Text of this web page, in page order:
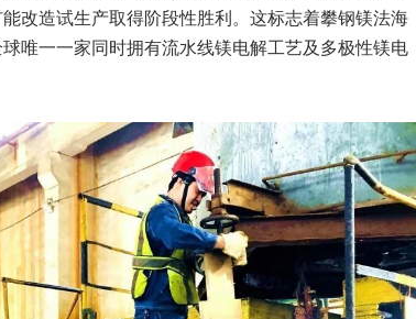
改造试生产取得阶段性胜利。这标志着攀钢镁法海
唯一一家同时拥有流水线镁电解工艺及多极性镁电